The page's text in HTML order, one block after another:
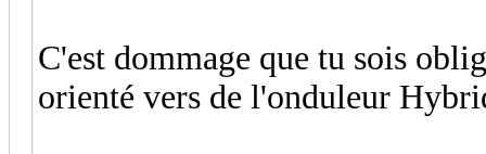
C'est dommage que tu sois
orienté vers de l'onduleur